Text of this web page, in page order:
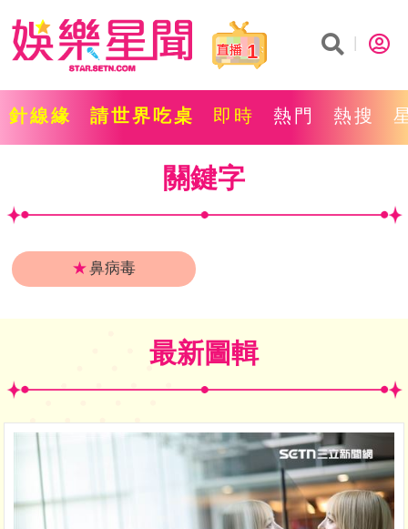
1
針線緣 請世界吃桌 即時 熱門 熱搜
關鍵字
★鼻病毒
最新圖輯